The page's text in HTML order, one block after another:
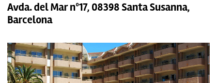
Avda. del Mar nº17, 08398 Santa Susanna,
Barcelona